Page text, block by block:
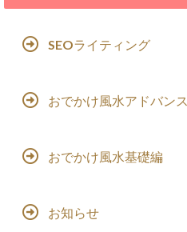
SEOライティング
おでかけ風水アドバンス
おでかけ風水基礎編
お知らせ